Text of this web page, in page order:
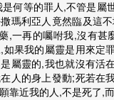
何等的罪人,不管是屬
瑪利亞人竟然臨及這
,一再的囑咐我,沒有甚
果我的屬靈是用來定
屬靈的,我也就沒有活
人的身上發動;死若在
靠近我的人,不是死了,